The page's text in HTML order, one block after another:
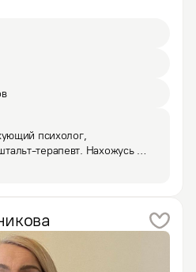
психолог,
терапевт. Нахожусь
с 1999 года, у меня четверо